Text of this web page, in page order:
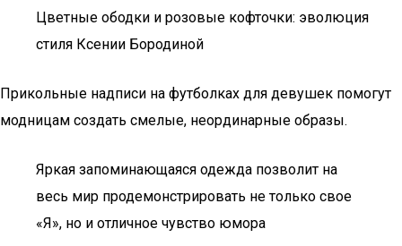
Цветные ободки и розовые кофточки: эволюция
стиля Ксении Бородиной
Прикольные надписи на футболках для девушек помогут
модницам создать смелые, неординарные образы.
Яркая запоминающаяся одежда позволит на
весь мир продемонстрировать не только свое
«Я», но и отличное чувство юмора